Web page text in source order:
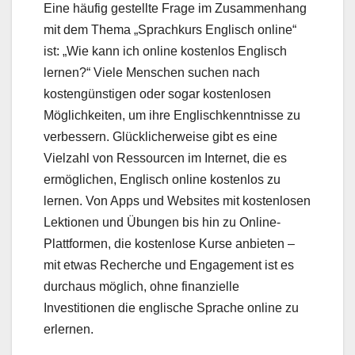
Eine häufig gestellte Frage im Zusammenhang
mit dem Thema „Sprachkurs Englisch online“
ist: „Wie kann ich online kostenlos Englisch
lernen?“ Viele Menschen suchen nach
kostengünstigen oder sogar kostenlosen
Möglichkeiten, um ihre Englischkenntnisse zu
verbessern. Glücklicherweise gibt es eine
Vielzahl von Ressourcen im Internet, die es
ermöglichen, Englisch online kostenlos zu
lernen. Von Apps und Websites mit kostenlosen
Lektionen und Übungen bis hin zu Online-
Plattformen, die kostenlose Kurse anbieten –
mit etwas Recherche und Engagement ist es
durchaus möglich, ohne finanzielle
Investitionen die englische Sprache online zu
erlernen.